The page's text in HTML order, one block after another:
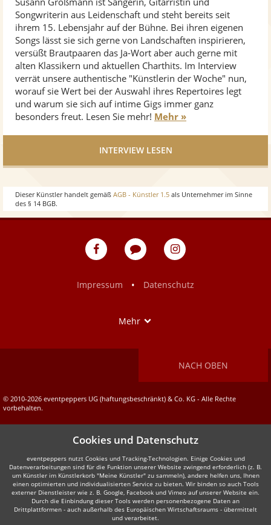
Songwriterin aus Leidenschaft und steht bereits seit
ihrem 15. Lebensjahr auf der Bühne. Bei ihren eigenen
Songs lässt sie sich gerne von Landschaften inspirieren,
versüßt Brautpaaren das Ja-Wort aber auch gerne mit
alten Klassikern und aktuellen Charthits. Im Interview
verrät unsere authentische "Künstlerin der Woche" nun,
worauf sie Wert bei der Auswahl ihres Repertoires legt
und warum sie sich auf intime Gigs immer ganz
besonders freut. Lesen Sie mehr! Mehr »
INTERVIEW LESEN
Dieser Künstler handelt gemäß AGB - Künstler 1.5 als Unternehmer im Sinne
des § 14 BGB.
eventpeppers
Blog
eventpeppers
Impressum
• Datenschutz
Mehr
NACH OBEN
© 2010-2026 eventpeppers UG (haftungsbeschränkt) & Co. KG - Alle Rechte
vorbehalten.
Cookies und Datenschutz
eventpeppers nutzt Cookies und Tracking-Technologien. Einige Cookies und
Datenverarbeitungen sind für die Funktion unserer Website zwingend erforderlich (z. B.
um Künstler im Künstlerkorb "Meine Künstler" zu sammeln), andere helfen uns, Ihnen
einen optimierten und individualisierten Service zu bieten. Wir binden so auch Tools
externer Dienstleister wie z. B. Google, Facebook und Vimeo auf unserer Website ein.
Durch die Einbindung dieser Tools werden personenbezogene Daten an
Drittplattformen - auch außerhalb des Europäischen Wirtschaftsraums - übermittelt
und verarbeitet.